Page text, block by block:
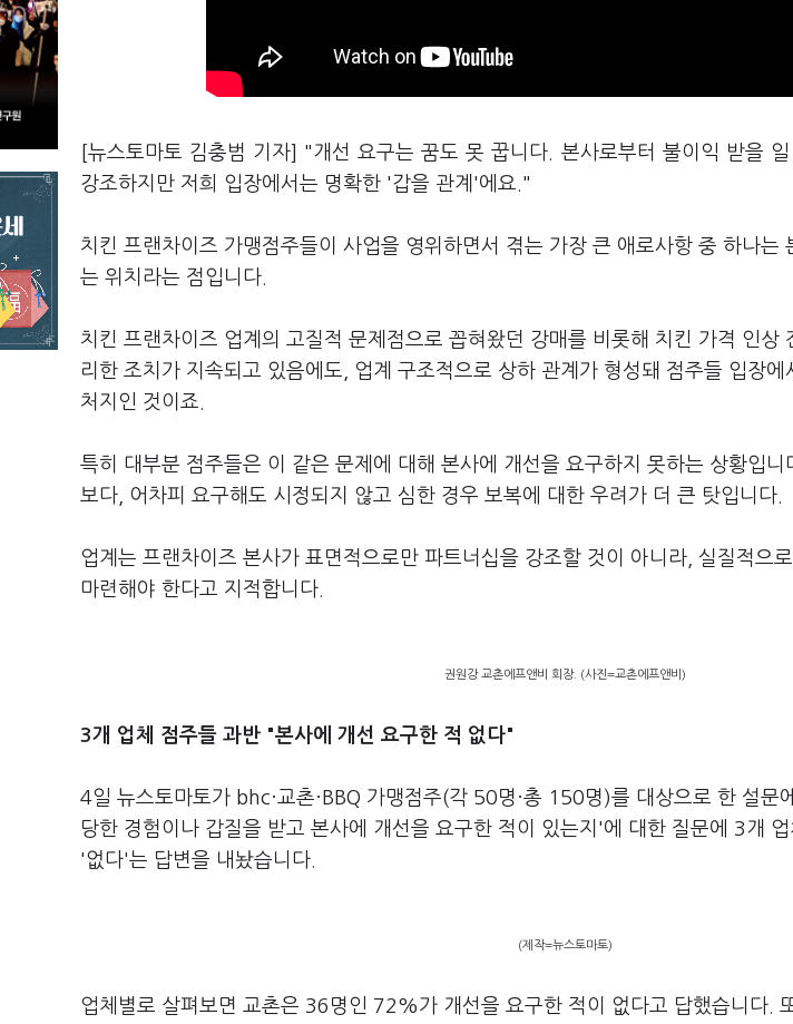
[뉴스토마토 김충범 기자] "개선 요구는 꿈도 못 꿉니다. 본사로부터 불이익 받을
강조하지만 저희 입장에서는 명확한 '갑을 관계'에요."
치킨 프랜차이즈 가맹점주들이 사업을 영위하면서 겪는 가장 큰 애로사항 중 하나는
는 위치라는 점입니다.
치킨 프랜차이즈 업계의 고질적 문제점으로 꼽혀왔던 강매를 비롯해 치킨 가격 인상
리한 조치가 지속되고 있음에도, 업계 구조적으로 상하 관계가 형성돼 점주들 입장
처지인 것이죠.
특히 대부분 점주들은 이 같은 문제에 대해 본사에 개선을 요구하지 못하는 상황입니
보다, 어차피 요구해도 시정되지 않고 심한 경우 보복에 대한 우려가 더 큰 탓입니다.
업계는 프랜차이즈 본사가 표면적으로만 파트너십을 강조할 것이 아니라, 실질적으
마련해야 한다고 지적합니다.
권원강 교촌에프앤비 회장. (사진=교촌에프앤비)
3개 업체 점주들 과반 "본사에 개선 요구한 적 없다"
4일 뉴스토마토가 bhc·교촌·BBQ 가맹점주(각 50명·총 150명)를 대상으로 한 설문
당한 경험이나 갑질을 받고 본사에 개선을 요구한 적이 있는지'에 대한 질문에 3개
'없다'는 답변을 내놨습니다.
(제작=뉴스토마토)
업체별로 살펴보면 교촌은 36명인 72%가 개선을 요구한 적이 없다고 답했습니다.